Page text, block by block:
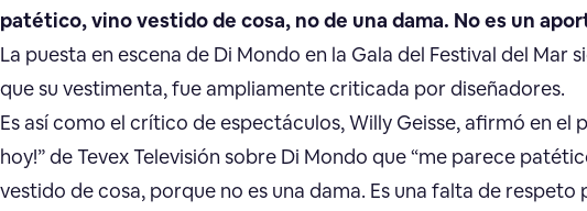
patético, vino vestido de cosa, no de una dama. No es un
La puesta en escena de Di Mondo en la Gala del Festival del Mar
que su vestimenta, fue ampliamente criticada por diseñadores.
Es así como el crítico de espectáculos, Willy Geisse, afirmó en el
hoy!” de Tevex Televisión sobre Di Mondo que “me parece
vestido de cosa, porque no es una dama. Es una falta de